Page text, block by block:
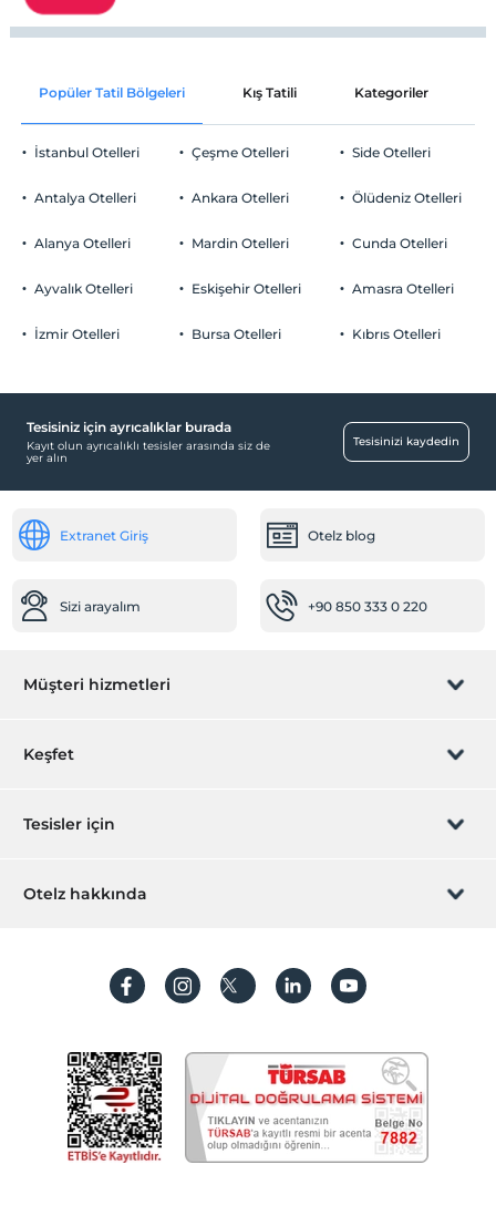
Popüler Tatil Bölgeleri Kış Tatili Kategoriler
İstanbul Otelleri
Antalya Otelleri
Alanya Otelleri
Ayvalık Otelleri
İzmir Otelleri
Çeşme Otelleri
Ankara Otelleri
Mardin Otelleri
Eskişehir Otelleri
Bursa Otelleri
Side Otelleri
Ölüdeniz Otelleri
Cunda Otelleri
Amasra Otelleri
Kıbrıs Otelleri
Tesisiniz için ayrıcalıklar burada
Kayıt olun ayrıcalıklı tesisler arasında siz de
yer alın
Tesisinizi kaydedin
Extranet Giriş Otelz blog
Sizi arayalım +90 850 333 0 220
Müşteri hizmetleri
Rezervasyon yönet
Sıkça sorulan sorular
İşlem rehberi
Keşfet
Hediye Kart
Hesap oluştur
Tesisler için
Hemen tesisinizi ekleyin
Otelz hakkında
Koşullar ve şartlar
Aydınlatma metni